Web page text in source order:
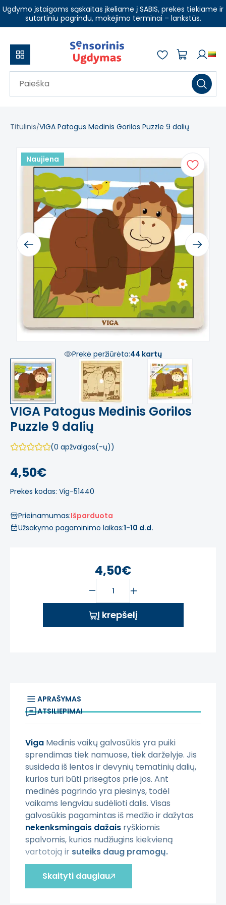
Ugdymo įstaigoms sąskaitas įkeliame į SABIS, prekes tiekiame ir
sutartiniu pagrindu, mokėjimo terminai – lankstūs.
Titulinis VIGA Patogus Medinis Gorilos Puzzle 9 dalių
Naujiena
Previous Next
Prekė peržiūrėta:44 kartų
VIGA Patogus Medinis Gorilos
Puzzle 9 dalių
(0 apžvalgos(-ų))
4,50€
Prekės kodas: Vig-51440
Prieinamumas:Išparduota
Užsakymo pagaminimo laikas:1-10 d.d.
4,50€
Į krepšelį
APRAŠYMAS
ATSILIEPIMAI
Viga Medinis vaikų galvosūkis yra puiki
sprendimas tiek namuose, tiek darželyje. Jis
susideda iš lentos ir devynių tematinių dalių,
kurios turi būti prisegtos prie jos. Ant
medinės pagrindo yra piesinys, todėl
vaikams lengviau sudėlioti dalis. Visas
galvosūkis pagamintas iš medžio ir dažytas
nekenksmingais dažais ryškiomis
spalvomis, kurios nudžiugins kiekvieną
vartotoją ir suteiks daug pramogų.
Ypatybės:
-9 gabalai gorilos galvosūkio,
Skaityti daugiau